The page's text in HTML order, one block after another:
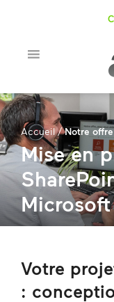
Accueil/Notre
Mise en
Votre
: